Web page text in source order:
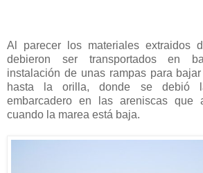
Al parecer los materiales extraidos
debieron ser transportados en
instalación de unas rampas para
hasta la orilla, donde se debió
embarcadero en las areniscas que
cuando la marea está baja.